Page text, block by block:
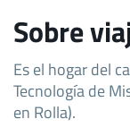
Sobre
Es el hogar del
Tecnología de
en Rolla).